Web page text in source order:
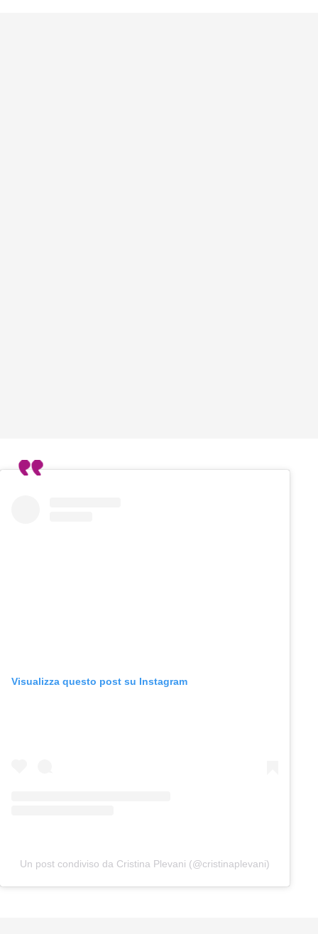
Visualizza questo post su Instagram
Un post condiviso da Cristina Plevani (@cristinaplevani)